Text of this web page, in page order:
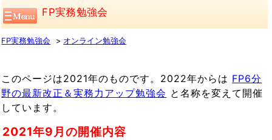
FP実務勉強会
FP実務勉強会 オンライン勉強会
このページは2021年のものです。2022年からは FP6分
野の最新改正＆実務力アップ勉強会 と名称を変えて開催
しています。
2021年9月の開催内容